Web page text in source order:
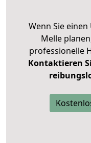
Wenn Sie
Melle
professionelle
Kontaktieren